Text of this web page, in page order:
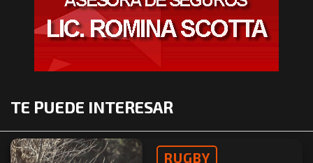
TE PUEDE INTERESAR
RUGBY